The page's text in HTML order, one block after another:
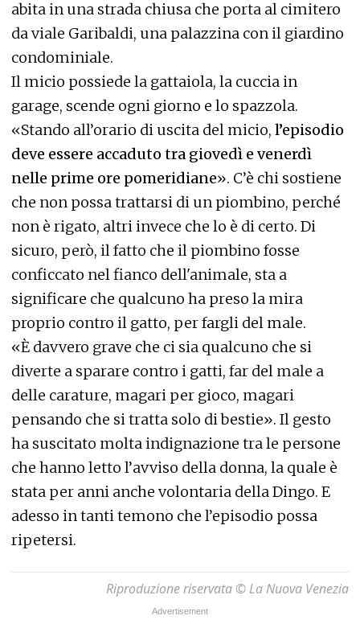
abita in una strada chiusa che porta al cimitero
da viale Garibaldi, una palazzina con il giardino
condominiale.
Il micio possiede la gattaiola, la cuccia in
garage, scende ogni giorno e lo spazzola.
«Stando all’orario di uscita del micio, l’episodio
deve essere accaduto tra giovedì e venerdì
nelle prime ore pomeridiane». C’è chi sostiene
che non possa trattarsi di un piombino, perché
non è rigato, altri invece che lo è di certo. Di
sicuro, però, il fatto che il piombino fosse
conficcato nel fianco dell'animale, sta a
significare che qualcuno ha preso la mira
proprio contro il gatto, per fargli del male.
«È davvero grave che ci sia qualcuno che si
diverte a sparare contro i gatti, far del male a
delle carature, magari per gioco, magari
pensando che si tratta solo di bestie». Il gesto
ha suscitato molta indignazione tra le persone
che hanno letto l’avviso della donna, la quale è
stata per anni anche volontaria della Dingo. E
adesso in tanti temono che l’episodio possa
ripetersi.
Riproduzione riservata © La Nuova Venezia